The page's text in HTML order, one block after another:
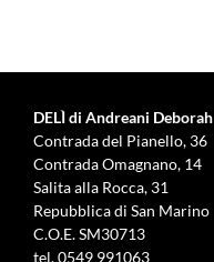
DELÌ di Andreani Deborah
Contrada del Pianello, 36
Contrada Omagnano, 14
Salita alla Rocca, 31
Repubblica di San Marino
C.O.E. SM30713
tel.0549 991063